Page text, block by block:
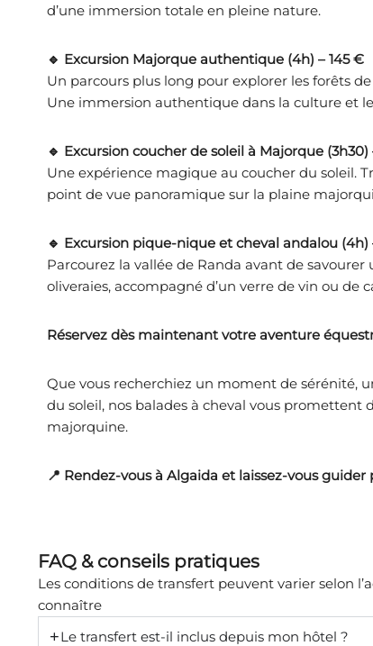
d’une immersion totale en pleine nature.
🔹 Excursion Majorque authentique (4h) – 145 €
Un parcours plus long pour explorer les forêts
Une immersion authentique dans la culture et
🔹 Excursion coucher de soleil à Majorque (3h30)
Une expérience magique au coucher du soleil.
point de vue panoramique sur la plaine
🔹 Excursion pique-nique et cheval andalou (4h)
Parcourez la vallée de Randa avant de
oliveraies, accompagné d’un verre de vin ou de
Réservez dès maintenant votre aventure
Que vous recherchiez un moment de sérénité,
du soleil, nos balades à cheval vous
majorquine.
📍 Rendez-vous à Algaida et laissez-vous
FAQ & conseils pratiques
Les conditions de transfert peuvent varier selon
connaître
Le transfert est-il inclus depuis mon hôtel ?